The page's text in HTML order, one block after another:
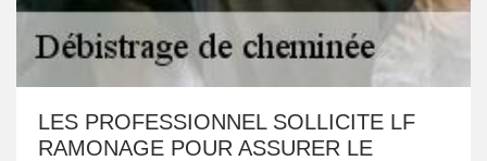
LES PROFESSIONNEL SOLLICITE LF
RAMONAGE POUR ASSURER LE